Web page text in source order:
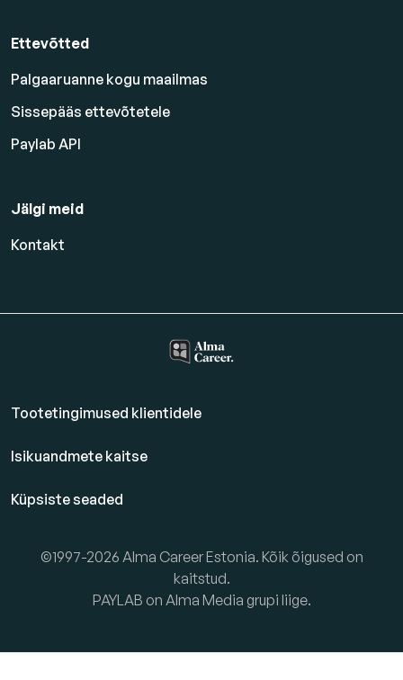
Ettevõtted
Palgaaruanne kogu maailmas
Sissepääs ettevõtetele
Paylab API
Jälgi meid
Kontakt
Tootetingimused klientidele
Isikuandmete kaitse
Küpsiste seaded
©1997-2026 Alma Career Estonia. Kõik õigused on
kaitstud.
PAYLAB on Alma Media grupi liige.